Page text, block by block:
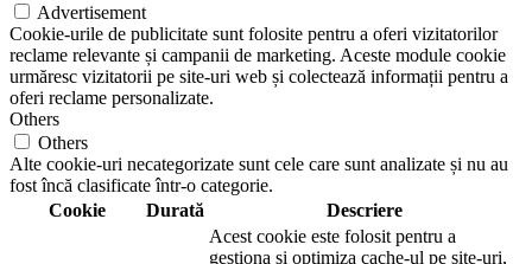
Advertisement
Cookie-urile de publicitate sunt folosite pentru a oferi vizitatorilor
reclame relevante și campanii de marketing. Aceste module cookie
urmăresc vizitatorii pe site-uri web și colectează informații pentru a
oferi reclame personalizate.
Others
Others
Alte cookie-uri necategorizate sunt cele care sunt analizate și nu au
fost încă clasificate într-o categorie.
Cookie
Durată
Descriere
Acest cookie este folosit pentru a
gestiona și optimiza cache-ul pe site-uri,